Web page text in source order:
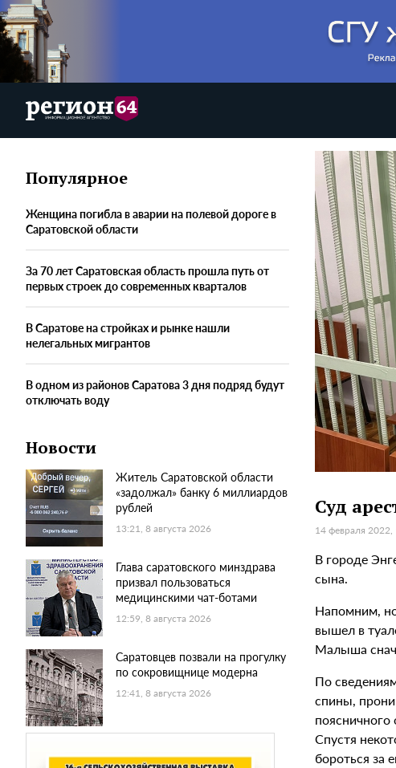
Популярное
Женщина погибла в аварии на полевой дороге в
Саратовской области
За 70 лет Саратовская область прошла путь от
первых строек до современных кварталов
В Саратове на стройках и рынке нашли
нелегальных мигрантов
В одном из районов Саратова 3 дня подряд будут
отключать воду
Новости
Житель Саратовской области
«задолжал» банку 6 миллиардов
рублей
13:21, 8 августа 2026
Глава саратовского минздрава
призвал пользоваться
медицинскими чат-ботами
12:59, 8 августа 2026
Саратовцев позвали на прогулку
по сокровищнице модерна
12:41, 8 августа 2026
Суд
14 февраля 2022,
В городе
сына.
Напомним,
вышел в
Малыша
По
спины,
Спустя
бороться за